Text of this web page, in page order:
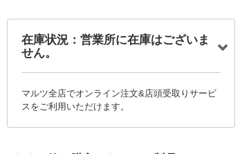
在庫状況：営業所に在庫はございま
せん。
マルツ全店でオンライン注文&店頭受取りサービ
スをご利用いただけます。